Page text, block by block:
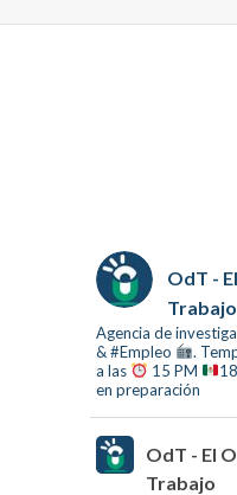
OdT -
Trabajo
Agencia de
& #Empleo
.
a las
15 PM
en preparación
OdT - El
Trabajo